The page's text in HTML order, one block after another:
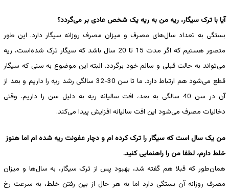
آیا با ترک سیگار، ریه من به ریه یک شخص عادی بر می‌گردد؟
بستگی به تعداد ‌سال‌های مصرف و میزان مصرف روزانه سیگار دارد. این طور
متصور هستیم که اگر مدت 15 تا 20 سال باشد که سیگار ترک ‌شده‌است، ریه
می‌تواند به حالت قبلی و سالم خود برگردد. البته این موضوع به سنی که سیگار
قطع می‌شود هم ارتباط دارد. ما تا سن 30-32 سالگی رشد ریه را داریم و بعد از
آن در سن 40 سالگی به بعد، افت سالیانه ریه به دلیل سن را داریم. وقتی
دخانیات مصرف می‌شود این افت سالیانه افزایش پیدا می‌کند.
من یک سال است که سیگار را ترک کرده ام و دچار عفونت ریه شده ام اما هنوز
خلط دارم، لطفا من را راهنمایی کنید.
همان‌طور که قبلا هم گفته شد، بهبود پس از ترک سیگار، به ‌سال‌ها و میزان
مصرف روزانه آن بستگی دارد اما به هر حال از بین رفتن خلط، به سرعت رخ